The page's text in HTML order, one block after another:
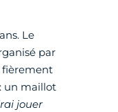
Le
par
fièrement
un maillot
jouer